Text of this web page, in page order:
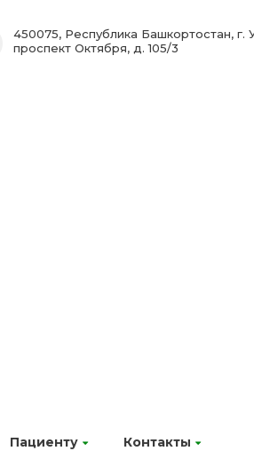
Пациенту Контакты
450075, Республика Башкортостан, г.
проспект Октября, д. 105/3